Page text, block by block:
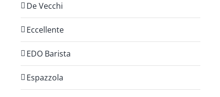
De Vecchi
Eccellente
EDO Barista
Espazzola